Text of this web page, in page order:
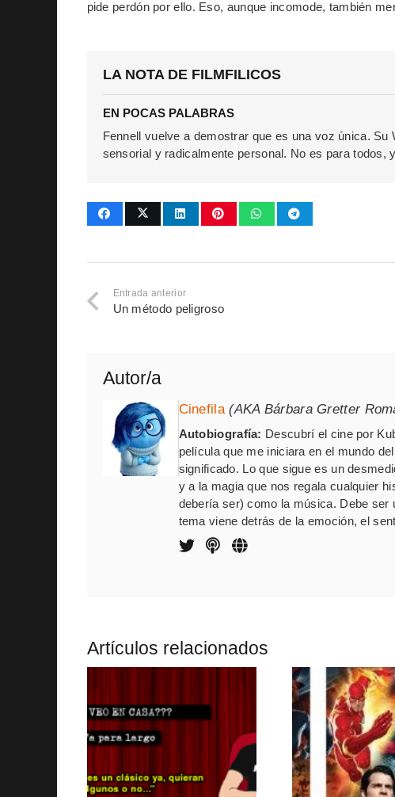
pide perdón por ello. Eso, aunque incomode, también
LA NOTA DE FILMFILICOS
EN POCAS PALABRAS
Fennell vuelve a demostrar que es una voz única. Su
sensorial y radicalmente personal. No es para todos,
Entrada anterior
Un método peligroso
Autor/a
Cinefila (AKA Bárbara Gretter
Autobiografía: Descubrí el cine por
película que me iniciara en el mundo
significado. Lo que sigue es un
y a la magia que nos regala cualquier
debería ser) como la música. Debe
tema viene detrás de la emoción, el
Artículos relacionados